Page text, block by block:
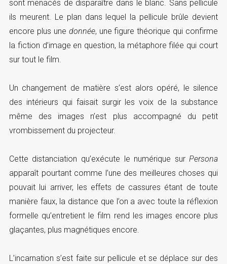
sont menacés de disparaître dans le blanc. Sans pellicule
ils meurent. Le plan dans lequel la pellicule brûle devient
encore plus une donnée, une figure théorique qui confirme
la fiction d’image en question, la métaphore filée qui court
sur tout le film.
Un changement de matière s’est alors opéré, le silence
des intérieurs qui faisait surgir les voix de la substance
même des images n’est plus accompagné du petit
vrombissement du projecteur.
Cette distanciation qu’exécute le numérique surPersona
apparaît pourtant comme l’une des meilleures choses qui
pouvait lui arriver, les effets de cassures étant de toute
manière faux, la distance que l’on a avec toute la réflexion
formelle qu’entretient le film rend les images encore plus
glaçantes, plus magnétiques encore.
L’incarnation s’est faite sur pellicule et se déplace sur des